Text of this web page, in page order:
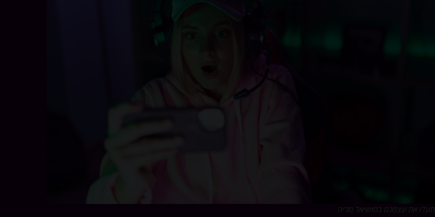
תעדו את עצמכם בסושיאל מדיה